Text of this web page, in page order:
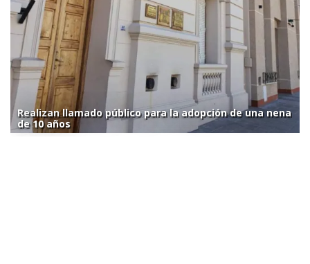
Realizan llamado público para la adopción de una nena
de 10 años